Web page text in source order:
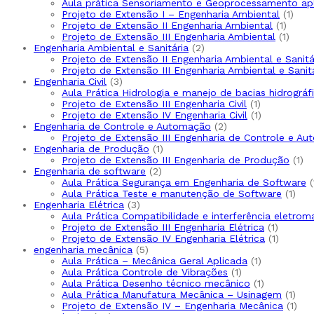
Aula prática Sensoriamento e Geoprocessamento
Projeto de Extensão I – Engenharia Ambiental 11
Projeto de Extensão II Engenharia Ambiental 11
Projeto de Extensão III Engenharia Ambiental 11
Engenharia Ambiental e Sanitária 22
produtos
Projeto de Extensão II Engenharia Ambiental e
Projeto de Extensão III Engenharia Ambiental e
Engenharia Civil 33
produtos
Aula Prática Hidrologia e manejo de bacias
Projeto de Extensão III Engenharia Civil 11
produto
Projeto de Extensão IV Engenharia Civil 11
Engenharia de Controle e Automação 22
produtos
Projeto de Extensão III Engenharia de Controle e
Engenharia de Produção 11
produto
Projeto de Extensão III Engenharia de Produção 11
Engenharia de software 22
produtos
Aula Prática Segurança em Engenharia de Software
Aula Prática Teste e manutenção de Software 11
Engenharia Elétrica 33
produtos
Aula Prática Compatibilidade e interferência
Projeto de Extensão III Engenharia Elétrica 11
produto
Projeto de Extensão IV Engenharia Elétrica 11
engenharia mecânica 55
produtos
Aula Prática – Mecânica Geral Aplicada 11
Aula Prática Controle de Vibrações 11
produto
Aula Prática Desenho técnico mecânico 11
produto
Aula Prática Manufatura Mecânica – Usinagem 11
Projeto de Extensão IV – Engenharia Mecânica 11